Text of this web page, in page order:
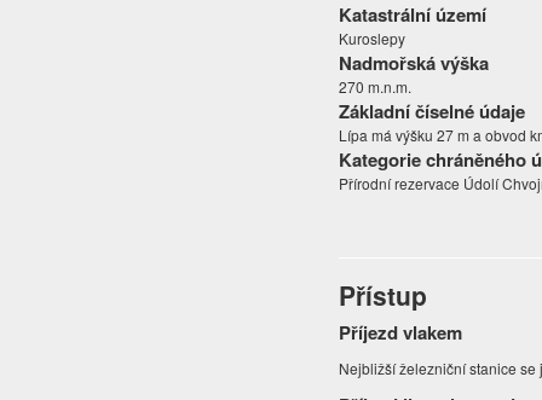
Katastrální území
Kuroslepy
Nadmořská výška
270 m.n.m.
Základní číselné údaje
Lípa má výšku 27 m a obvod
Kategorie chráněného
Přírodní rezervace Údolí
Přístup
Příjezd vlakem
Nejbližší železniční stanice se